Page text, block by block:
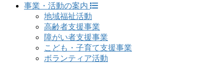
事業・活動の案内
地域福祉活動
高齢者支援事業
障がい者支援事業
こども・子育て支援事業
ボランティア活動